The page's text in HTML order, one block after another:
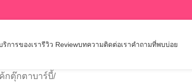
ริการของเรารีวิว Reviewบทความติดต่อเราคำถามที่พบบ่อย
ค้กตุ๊กตาบาร์บี้/